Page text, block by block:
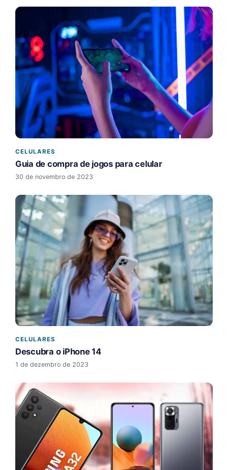
CELULARES
Guia de compra de jogos para celular
30 de novembro de 2023
CELULARES
Descubra o iPhone 14
1 de dezembro de 2023